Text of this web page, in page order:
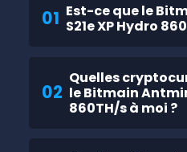
01 Est-ce que le
S21e XP Hydro
02
Quelles
le Bitmain
860TH/s à moi ?